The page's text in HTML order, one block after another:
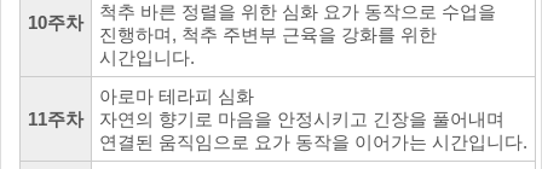
10주차
척추 바른 정렬을 위한 심화 요가 동작으로 수업을
진행하며, 척추 주변부 근육을 강화를 위한
시간입니다.
11주차
아로마 테라피 심화
자연의 향기로 마음을 안정시키고 긴장을 풀어내며
연결된 움직임으로 요가 동작을 이어가는 시간입니다.